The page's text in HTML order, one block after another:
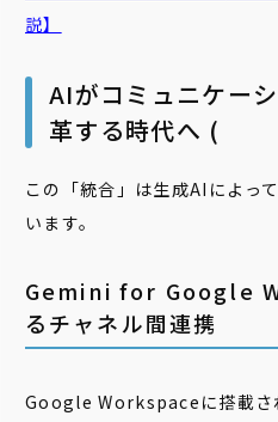
説】
AIがコミュニケー
革する時代へ (
この「統合」は生成AIによっ
います。
Gemini for Google
るチャネル間連携
Google Workspaceに搭載さ